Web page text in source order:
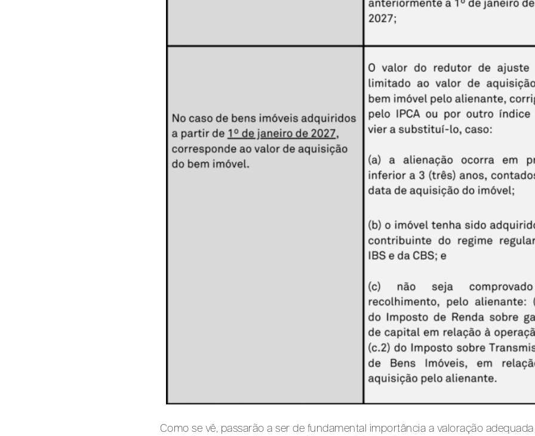
Como se vê, passarão a ser de fundamental importância a valoração